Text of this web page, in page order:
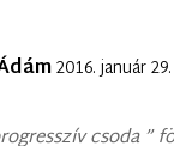
2016. január
csoda ”